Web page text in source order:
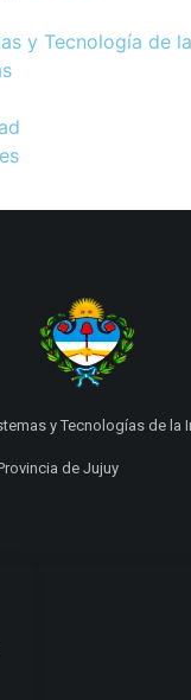
y Tecnología de
y Tecnologías de la
de Jujuy